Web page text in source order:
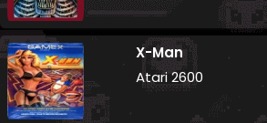
X-Man
Atari 2600